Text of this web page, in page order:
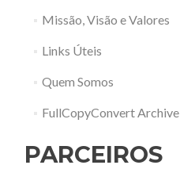
Missão, Visão e Valores
Links Úteis
Quem Somos
FullCopyConvert Archive
PARCEIROS